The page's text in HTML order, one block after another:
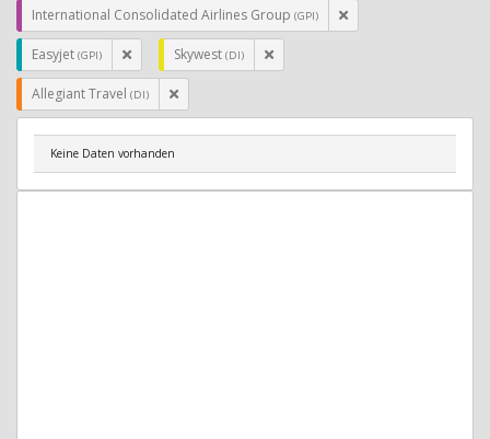
International Consolidated Airlines Group (GPI)
Easyjet (GPI) Skywest (DI)
Allegiant Travel (DI)
Keine Daten vorhanden